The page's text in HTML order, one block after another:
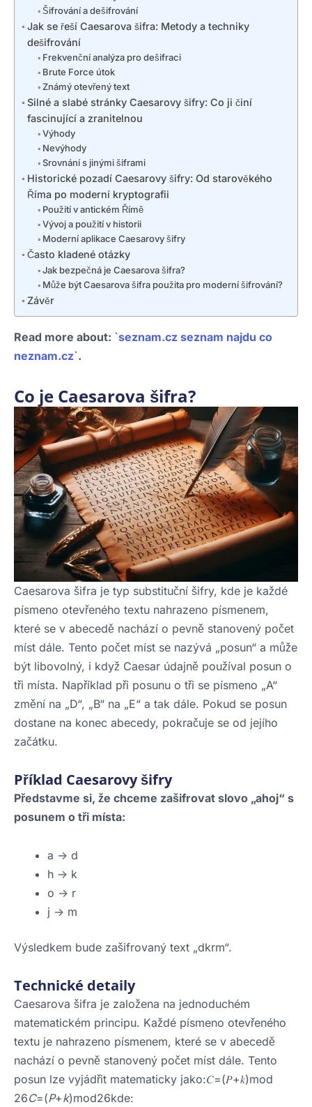
Šifrování a dešifrování
Jak se řeší Caesarova šifra: Metody a techniky
dešifrování
Frekvenční analýza pro dešifraci
Brute Force útok
Známý otevřený text
Silné a slabé stránky Caesarovy šifry: Co ji činí
fascinující a zranitelnou
Výhody
Nevýhody
Srovnání s jinými šiframi
Historické pozadí Caesarovy šifry: Od starověkého
Říma po moderní kryptografii
Použití v antickém Římě
Vývoj a použití v historii
Moderní aplikace Caesarovy šifry
Často kladené otázky
Jak bezpečná je Caesarova šifra?
Může být Caesarova šifra použita pro moderní šifrování?
Závěr
Read more about: `seznam.cz seznam najdu co
neznam.cz`.
Co je Caesarova šifra?
Caesarova šifra je typ substituční šifry, kde je každé
písmeno otevřeného textu nahrazeno písmenem,
které se v abecedě nachází o pevně stanovený počet
míst dále. Tento počet míst se nazývá „posun“ a může
být libovolný, i když Caesar údajně používal posun o
tři místa. Například při posunu o tři se písmeno „A“
změní na „D“, „B“ na „E“ a tak dále. Pokud se posun
dostane na konec abecedy, pokračuje se od jejího
začátku.
Příklad Caesarovy šifry
Představme si, že chceme zašifrovat slovo „ahoj“ s
posunem o tři místa:
a -> d
h -> k
o -> r
j -> m
Výsledkem bude zašifrovaný text „dkrm“.
Technické detaily
Caesarova šifra je založena na jednoduchém
matematickém principu. Každé písmeno otevřeného
textu je nahrazeno písmenem, které se v abecedě
nachází o pevně stanovený počet míst dále. Tento
posun lze vyjádřit matematicky jako:𝐶=(𝑃+𝑘)mod
26C=(P+k)mod26kde: